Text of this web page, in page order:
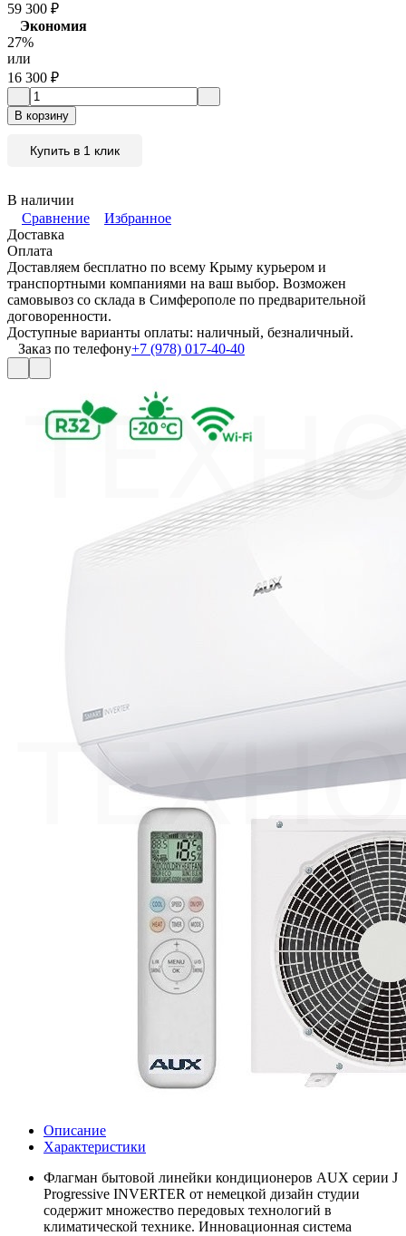
59 300 ₽
Экономия
27%
или
16 300 ₽
В корзину
Купить в 1 клик
В наличии
Сравнение
Избранное
Доставка
Оплата
Доставляем бесплатно по всему Крыму курьером и
транспортными компаниями на ваш выбор. Возможен
самовывоз со склада в Симферополе по предварительной
договоренности.
Доступные варианты оплаты: наличный, безналичный.
Заказ по телефону+7 (978) 017-40-40
Описание
Характеристики
Флагман бытовой линейки кондиционеров AUX серии J
Progressive INVERTER от немецкой дизайн студии
содержит множество передовых технологий в
климатической технике. Инновационная система